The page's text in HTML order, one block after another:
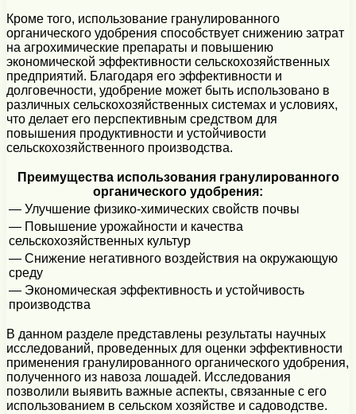
Кроме того, использование гранулированного
органического удобрения способствует снижению затрат
на агрохимические препараты и повышению
экономической эффективности сельскохозяйственных
предприятий. Благодаря его эффективности и
долговечности, удобрение может быть использовано в
различных сельскохозяйственных системах и условиях,
что делает его перспективным средством для
повышения продуктивности и устойчивости
сельскохозяйственного производства.
Преимущества использования гранулированного
органического удобрения:
— Улучшение физико-химических свойств почвы
— Повышение урожайности и качества
сельскохозяйственных культур
— Снижение негативного воздействия на окружающую
среду
— Экономическая эффективность и устойчивость
производства
В данном разделе представлены результаты научных
исследований, проведенных для оценки эффективности
применения гранулированного органического удобрения,
полученного из навоза лошадей. Исследования
позволили выявить важные аспекты, связанные с его
использованием в сельском хозяйстве и садоводстве.